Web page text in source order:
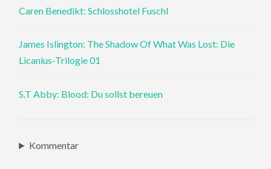
Caren Benedikt: Schlosshotel Fuschl
James Islington: The Shadow Of What Was Lost: Die
Licanius-Trilogie 01
S.T Abby: Blood: Du sollst bereuen
Kommentar